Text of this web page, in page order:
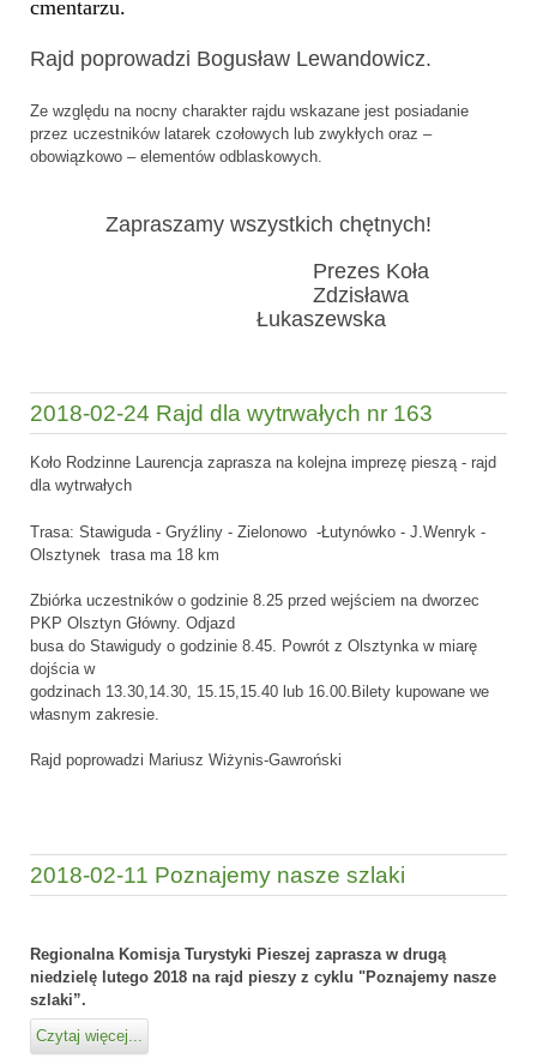
cmentarzu.
Rajd poprowadzi Bogusław Lewandowicz.
Ze względu na nocny charakter rajdu wskazane jest posiadanie
przez uczestników latarek czołowych lub zwykłych oraz –
obowiązkowo – elementów odblaskowych.
Zapraszamy wszystkich chętnych!
Prezes Koła
Zdzisława
Łukaszewska
2018-02-24 Rajd dla wytrwałych nr 163
Koło Rodzinne Laurencja zaprasza na kolejna imprezę pieszą - rajd
dla wytrwałych
Trasa: Stawiguda - Gryźliny - Zielonowo -Łutynówko - J.Wenryk -
Olsztynek trasa ma 18 km
Zbiórka uczestników o godzinie 8.25 przed wejściem na dworzec
PKP Olsztyn Główny. Odjazd
busa do Stawigudy o godzinie 8.45. Powrót z Olsztynka w miarę
dojścia w
godzinach 13.30,14.30, 15.15,15.40 lub 16.00.Bilety kupowane we
własnym zakresie.
Rajd poprowadzi Mariusz Wiżynis-Gawroński
2018-02-11 Poznajemy nasze szlaki
Regionalna Komisja Turystyki Pieszej zaprasza w drugą
niedzielę lutego 2018 na rajd pieszy z cyklu "Poznajemy nasze
szlaki”.
Czytaj więcej...